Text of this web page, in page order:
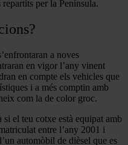
per la Península.
a noves
en vigor l’any vinent
en compte els vehicles que
i a més comptin amb
com la de color groc.
si el teu cotxe està equipat amb
entre l’any 2001 i
automòbil de dièsel que es